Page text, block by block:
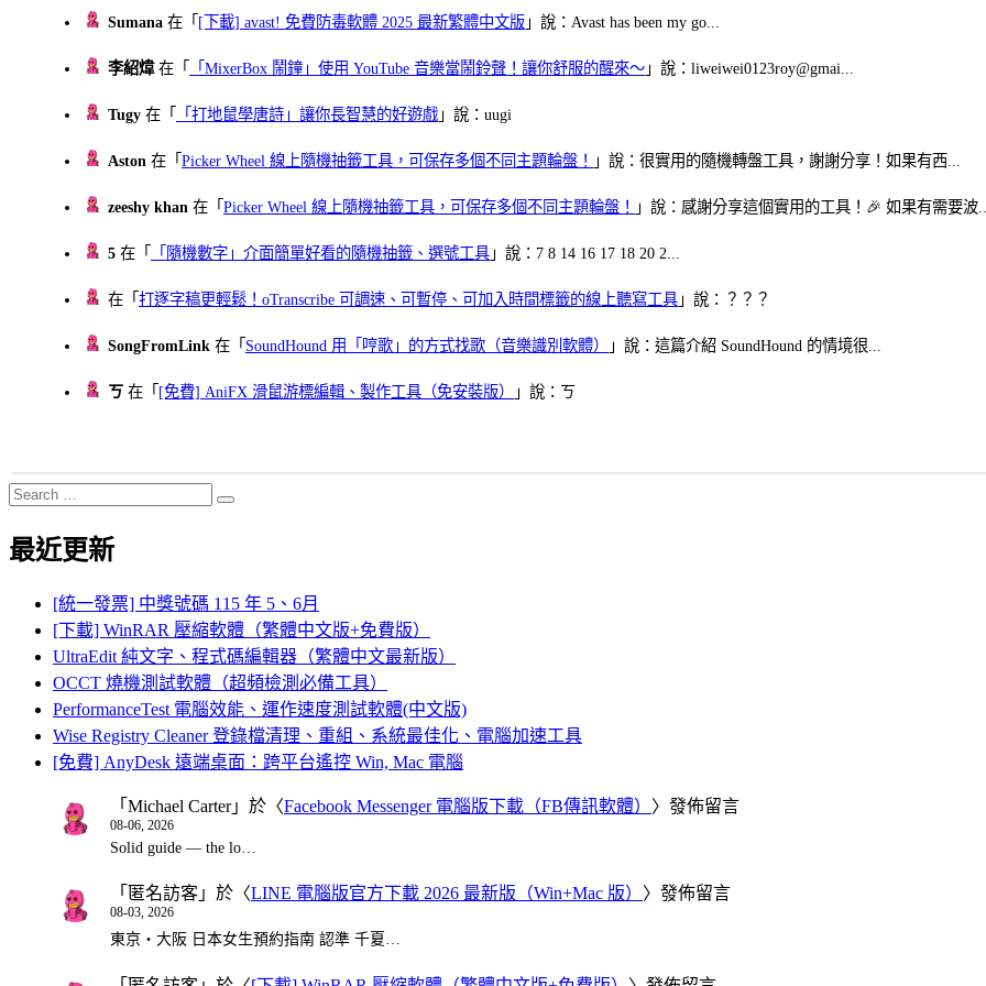
Sumana 在「 [下載] avast! 免費防毒軟體 2025 最新繁體中文版 」說：Avast has been my go...
李紹煒在「 「MixerBox 鬧鐘」使用 YouTube 音樂當鬧鈴聲！讓你舒服的醒來～ 」說：liweiwei0123roy@gmai...
Tugy 在「 「打地鼠學唐詩」讓你長智慧的好遊戲 」說：uugi
Aston 在「Picker Wheel 線上隨機抽籤工具，可保存多個不同主題輪盤！ 」說：很實用的隨機轉盤工具，謝謝分享！如果有西...
zeeshy khan 在「Picker Wheel 線上隨機抽籤工具，可保存多個不同主題輪盤！ 」說：感謝分享這個實用的工具！🎉 如果有需要波
5 在「 「隨機數字」介面簡單好看的隨機抽籤、選號工具 」說：7 8 14 16 17 18 20 2...
在「打逐字稿更輕鬆！oTranscribe 可調速、可暫停、可加入時間標籤的線上聽寫工具 」說：？？？
SongFromLink 在「 SoundHound 用「哼歌」的方式找歌（音樂識別軟體） 」說：這篇介紹 SoundHound 的情境很...
ㄎ 在「 [免費] AniFX 滑鼠游標編輯、製作工具（免安裝版） 」說：ㄎ
Search
for:
Search
最近更新
[統一發票] 中獎號碼 115 年 5、6月
[下載] WinRAR 壓縮軟體（繁體中文版+免費版）
UltraEdit 純文字、程式碼編輯器（繁體中文最新版）
OCCT 燒機測試軟體（超頻檢測必備工具）
PerformanceTest 電腦效能、運作速度測試軟體(中文版)
Wise Registry Cleaner 登錄檔清理、重組、系統最佳化、電腦加速工具
[免費] AnyDesk 遠端桌面：跨平台遙控 Win, Mac 電腦
「 Michael Carter」於〈Facebook Messenger 電腦版下載（FB傳訊軟體） 〉發佈留言
08-06, 2026
Solid guide — the lo…
「 匿名訪客 」於〈LINE 電腦版官方下載 2026 最新版（Win+Mac 版） 〉發佈留言
08-03, 2026
東京・大阪 日本女生預約指南 認準 千夏…